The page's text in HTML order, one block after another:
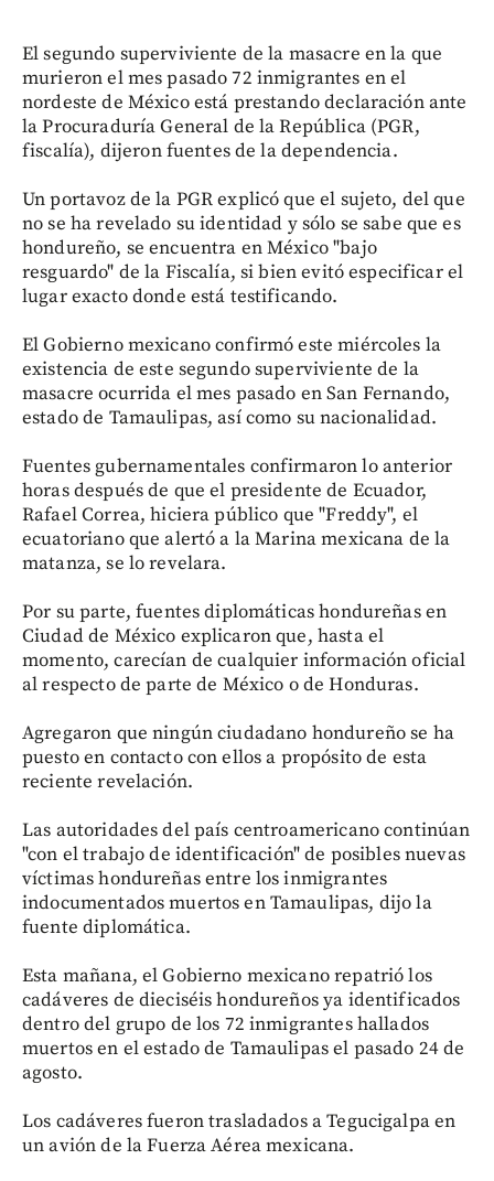
El segundo superviviente de la masacre en la que
murieron el mes pasado 72 inmigrantes en el
nordeste de México está prestando declaración ante
la Procuraduría General de la República (PGR,
fiscalía), dijeron fuentes de la dependencia.
Un portavoz de la PGR explicó que el sujeto, del que
no se ha revelado su identidad y sólo se sabe que es
hondureño, se encuentra en México "bajo
resguardo" de la Fiscalía, si bien evitó especificar el
lugar exacto donde está testificando.
El Gobierno mexicano confirmó este miércoles la
existencia de este segundo superviviente de la
masacre ocurrida el mes pasado en San Fernando,
estado de Tamaulipas, así como su nacionalidad.
Fuentes gubernamentales confirmaron lo anterior
horas después de que el presidente de Ecuador,
Rafael Correa, hiciera público que "Freddy", el
ecuatoriano que alertó a la Marina mexicana de la
matanza, se lo revelara.
Por su parte, fuentes diplomáticas hondureñas en
Ciudad de México explicaron que, hasta el
momento, carecían de cualquier información oficial
al respecto de parte de México o de Honduras.
Agregaron que ningún ciudadano hondureño se ha
puesto en contacto con ellos a propósito de esta
reciente revelación.
Las autoridades del país centroamericano continúan
"con el trabajo de identificación" de posibles nuevas
víctimas hondureñas entre los inmigrantes
indocumentados muertos en Tamaulipas, dijo la
fuente diplomática.
Esta mañana, el Gobierno mexicano repatrió los
cadáveres de dieciséis hondureños ya identificados
dentro del grupo de los 72 inmigrantes hallados
muertos en el estado de Tamaulipas el pasado 24 de
agosto.
Los cadáveres fueron trasladados a Tegucigalpa en
un avión de la Fuerza Aérea mexicana.